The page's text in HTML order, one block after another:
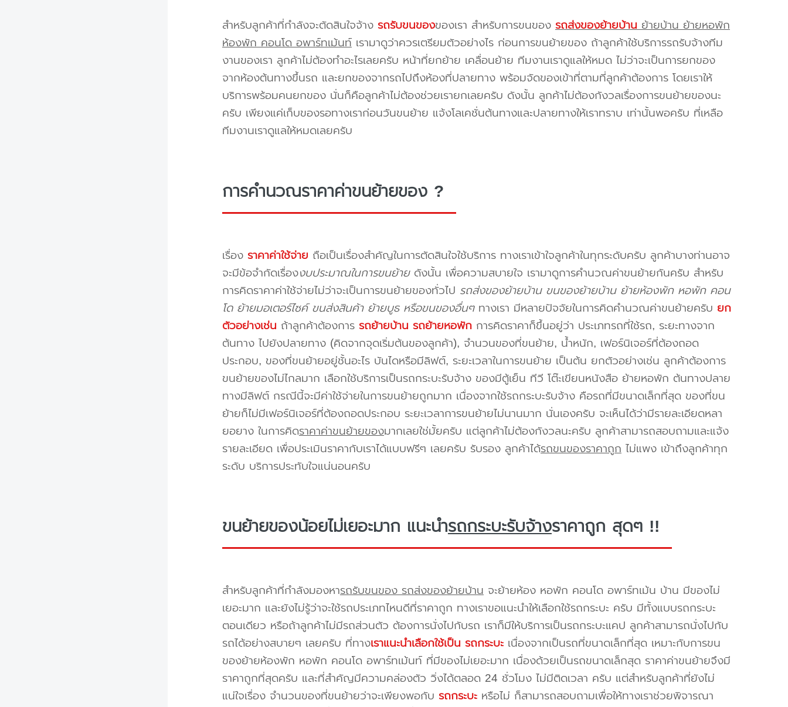
สำหรับลูกค้าที่กำลังจะตัดสินใจจ้าง รถรับขนของของเรา สำหรับการขนของ รถส่งของย้ายบ้านย้ายบ้าน ย้ายหอพัก
ห้องพัก คอนโด อพาร์ทเม้นท์เรามาดูว่าควรเตรียมตัวอย่างไร ก่อนการขนย้ายของ ถ้าลูกค้าใช้บริการรถรับจ้างทีม
งานของเรา ลูกค้าไม่ต้องทำอะไรเลยครับ หน้าที่ยกย้าย เคลื่อนย้าย ทีมงานเราดูแลให้หมด ไม่ว่าจะเป็นการยกของ
จากห้องต้นทางขึ้นรถ และยกของจากรถไปถึงห้องที่ปลายทาง พร้อมจัดของเข้าที่ตามที่ลูกค้าต้องการ โดยเราให้
บริการพร้อมคนยกของ นั่นก็คือลูกค้าไม่ต้องช่วยเรายกเลยครับ ดังนั้น ลูกค้าไม่ต้องกังวลเรื่องการขนย้ายของนะ
ครับ เพียงแค่เก็บของรอทางเราก่อนวันขนย้าย แจ้งโลเคชั่นต้นทางและปลายทางให้เราทราบ เท่านั้นพอครับ ที่เหลือ
ทีมงานเราดูแลให้หมดเลยครับ
การคำนวณราคาค่าขนย้ายของ ?
เรื่อง ราคาค่าใช้จ่าย ถือเป็นเรื่องสำคัญในการตัดสินใจใช้บริการ ทางเราเข้าใจลูกค้าในทุกระดับครับ ลูกค้าบางท่านอาจ
จะมีข้อจำกัดเรื่องงบประมาณในการขนย้ายดังนั้น เพื่อความสบายใจ เรามาดูการคำนวณค่าขนย้ายกันครับ สำหรับ
การคิดราคาค่าใช้จ่ายไม่ว่าจะเป็นการขนย้ายของทั่วไป รถส่งของย้ายบ้าน ขนของย้ายบ้าน ย้ายห้องพัก หอพัก คอน
โด ย้ายมอเตอร์ไซค์ ขนส่งสินค้า ย้ายบูธ หรือขนของอื่นๆทางเรา มีหลายปัจจัยในการคิดคำนวณค่าขนย้ายครับ ยก
ตัวอย่างเช่น ถ้าลูกค้าต้องการ รถย้ายบ้าน รถย้ายหอพักการคิดราคาก็ขึ้นอยู่ว่า ประเภทรถที่ใช้รถ, ระยะทางจาก
ต้นทาง ไปยังปลายทาง (คิดจากจุดเริ่มต้นของลูกค้า), จำนวนของที่ขนย้าย, น้ำหนัก, เฟอร์นิเจอร์ที่ต้องถอด
ประกอบ, ของที่ขนย้ายอยู่ชั้นอะไร บันไดหรือมีลิฟต์, ระยะเวลาในการขนย้าย เป็นต้น ยกตัวอย่างเช่น ลูกค้าต้องการ
ขนย้ายของไม่ไกลมาก เลือกใช้บริการเป็นรถกระบะรับจ้าง ของมีตู้เย็น ทีวี โต๊ะเขียนหนังสือ ย้ายหอพัก ต้นทางปลาย
ทางมีลิฟต์ กรณีนี้จะมีค่าใช้จ่ายในการขนย้ายถูกมาก เนื่องจากใช้รถกระบะรับจ้าง คือรถที่มีขนาดเล็กที่สุด ของที่ขน
ย้ายก็ไม่มีเฟอร์นิเจอร์ที่ต้องถอดประกอบ ระยะเวลาการขนย้ายไม่นานมาก นั่นเองครับ จะเห็นได้ว่ามีรายละเอียดหลา
ยอยาง ในการคิดราคาค่าขนย้ายของมากเลยใช่มั้ยครับ แต่ลูกค้าไม่ต้องกังวลนะครับ ลูกค้าสามารถสอบถามและแจ้ง
รายละเอียด เพื่อประเมินราคากับเราได้แบบฟรีๆ เลยครับ รับรอง ลูกค้าได้รถขนของราคาถูกไม่แพง เข้าถึงลูกค้าทุก
ระดับ บริการประทับใจแน่นอนครับ
ขนย้ายของน้อยไม่เยอะมาก แนะนำรถกระบะรับจ้างราคาถูก สุดๆ !!
สำหรับลูกค้าที่กำลังมองหารถรับขนของ รถส่งของย้ายบ้านจะย้ายห้อง หอพัก คอนโด อพาร์ทเม้น บ้าน มีของไม่
เยอะมาก และยังไม่รู้ว่าจะใช้รถประเภทไหนดีที่ราคาถูก ทางเราขอแนะนำให้เลือกใช้รถกระบะ ครับ มีทั้งแบบรถกระบะ
ตอนเดียว หรือถ้าลูกค้าไม่มีรถส่วนตัว ต้องการนั่งไปกับรถ เราก็มีให้บริการเป็นรถกระบะแคป ลูกค้าสามารถนั่งไปกับ
รถได้อย่างสบายๆ เลยครับ ที่ทางเราแนะนำเลือกใช้เป็น รถกระบะเนื่องจากเป็นรถที่ขนาดเล็กที่สุด เหมาะกับการขน
ของย้ายห้องพัก หอพัก คอนโด อพาร์ทเม้นท์ ที่มีของไม่เยอะมาก เนื่องด้วยเป็นรถขนาดเล็กสุด ราคาค่าขนย้ายจึงมี
ราคาถูกที่สุดครับ และที่สำคัญมีความคล่องตัว วิ่งได้ตลอด 24 ชั่วโมง ไม่มีติดเวลา ครับ แต่สำหรับลูกค้าที่ยังไม่
แน่ใจเรื่อง จำนวนของที่ขนย้ายว่าจะเพียงพอกับ รถกระบะหรือไม่ ก็สามารถสอบถามเพื่อให้ทางเราช่วยพิจารณา